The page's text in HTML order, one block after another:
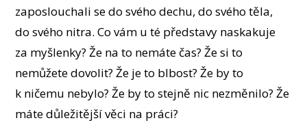
zaposlouchali se do svého dechu, do svého těla,
do svého nitra. Co vám u té představy naskakuje
za myšlenky? Že na to nemáte čas? Že si to
nemůžete dovolit? Že je to blbost? Že by to
k ničemu nebylo? Že by to stejně nic nezměnilo? Že
máte důležitější věci na práci?